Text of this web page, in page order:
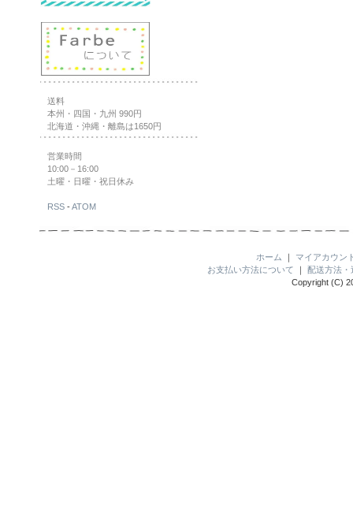
送料
本州・四国・九州 990円
北海道・沖縄・離島は1650円
営業時間
10:00－16:00
土曜・日曜・祝日休み
RSS -ATOM
ホーム ｜
マイアカウン
お支払い方法について ｜ 配送方法・
Copyright (C)